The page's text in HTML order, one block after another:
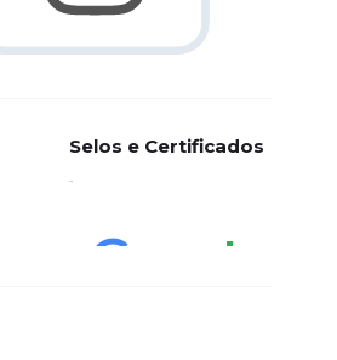
Selos e Certificados